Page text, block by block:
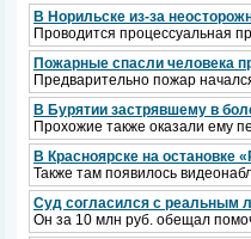
В Норильске из-за
Проводится процессуальная
Пожарные спасли человека
Предварительно пожар
В Бурятии застрявшему в
Прохожие также оказали ему
В Красноярске на остановке
Также там появилось
Суд согласился с реальным
Он за 10 млн руб. обещал